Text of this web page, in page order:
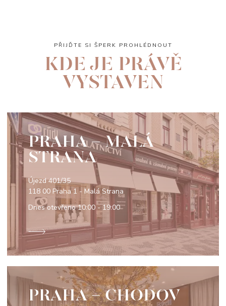
PŘIJĎTE SI ŠPERK PROHLÉDNOUT
KDE JE PRÁVĚ
VYSTAVEN
PRAHA - MALÁ
STRANA
Újezd 401/35
118 00 Praha 1 - Malá Strana
Dnes otevřeno10:00 - 19:00
PRAHA - CHODOV